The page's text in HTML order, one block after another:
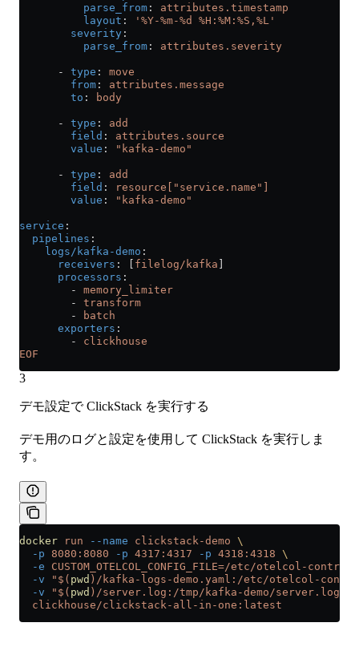
          parse_from
: attributes.timestamp
          layout
:
'%Y-%m-%d %H:%M:%S,%L'
        severity
:
          parse_from
: attributes.severity
      -
type : move
        from
: attributes.message
        to
: body
      -
type : add
        field
: attributes.source
        value
: "kafka-demo"
      -
type : add
        field
:
resource["service.name"]
        value
: "kafka-demo"
service :
  pipelines
:
    logs/kafka-demo
:
      receivers
: [ filelog/kafka ]
      processors
:
        -
memory_limiter
        -
transform
        -
batch
      exporters
:
        -
clickhouse
EOF
3
デモ設定で ClickStack を実行する
デモ用のログと設定を使用して ClickStack を実行しま
す。
docker run --name clickstack-demo \
  -p
8080:8080 -p 4317:4317 -p 4318:4318 \
  -e
CUSTOM_OTELCOL_CONFIG_FILE=/etc/otelcol-
  -v
"$( pwd )/kafka-logs-demo.yaml:/etc/otelcol-
  -v
"$( pwd )/server.log:/tmp/kafka-demo/
  clickhouse/clickstack-all-in-one:latest